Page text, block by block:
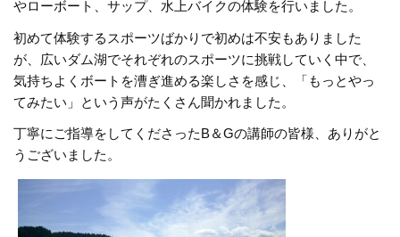
やローボート、サップ、水上バイクの体験を行いました。
初めて体験するスポーツばかりで初めは不安もありました
が、広いダム湖でそれぞれのスポーツに挑戦していく中で、
気持ちよくボートを漕ぎ進める楽しさを感じ、「もっとやっ
てみたい」という声がたくさん聞かれました。
丁寧にご指導をしてくださったB＆Gの講師の皆様、ありがと
うございました。